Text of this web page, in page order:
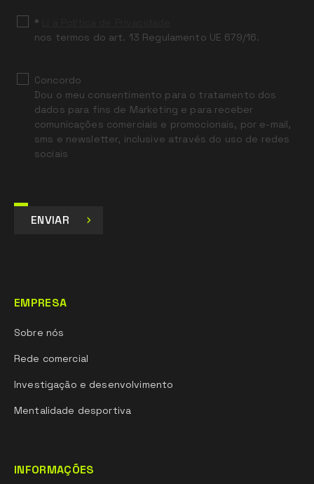
*
nos termos do art. 13 Regulamento UE 679/16.
Concordo
Dou o meu consentimento para o tratamento dos
dados para fins de Marketing e para receber
comunicações comerciais e promocionais, por e-mail,
sms e newsletter, inclusive através do uso de redes
sociais
ENVIAR
EMPRESA
Sobre nós
Rede comercial
Investigação e desenvolvimento
Mentalidade desportiva
INFORMAÇÕES